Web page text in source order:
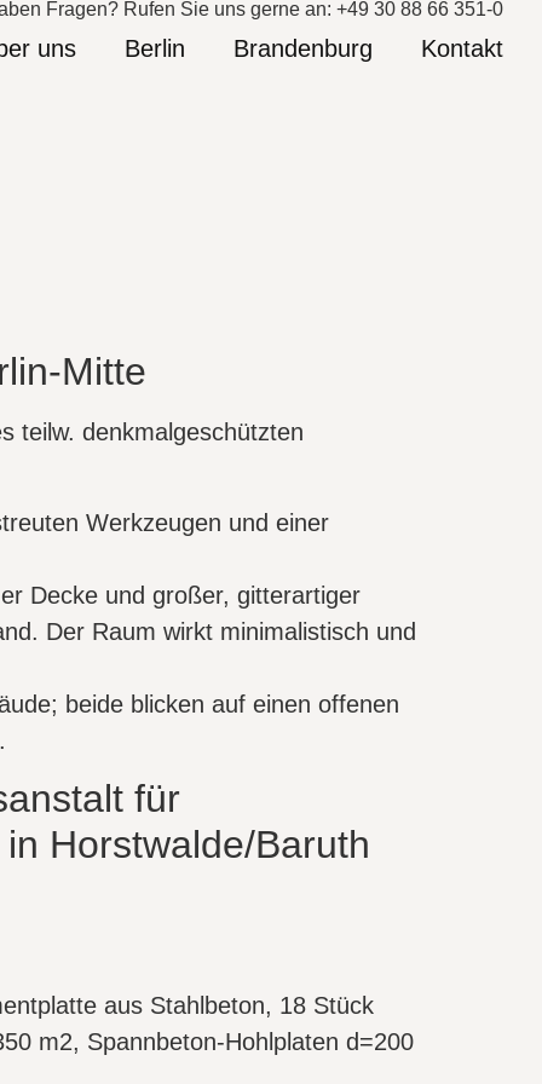
Fragen? Rufen Sie uns gerne an: +49 30 88 66 351-0
uns Berlin Brandenburg Kontakt
Mitte
teilw. denkmalgeschützten
für
Horstwalde/Baruth
aus Stahlbeton, 18 Stück
m2, Spannbeton-Hohlplaten d=200